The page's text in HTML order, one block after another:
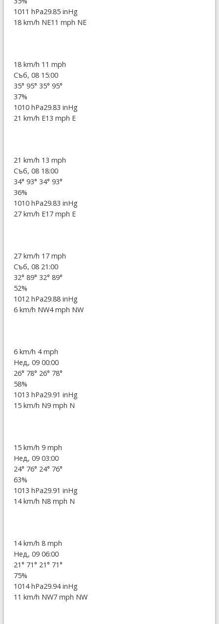
1011 hPa29.85 inHg
18 km/h NE11 mph NE
18 km/h 11 mph
Съб, 08 15:00
35° 95° 35° 95°
37%
1010 hPa29.83 inHg
21 km/h E13 mph E
21 km/h 13 mph
Съб, 08 18:00
34° 93° 34° 93°
36%
1010 hPa29.83 inHg
27 km/h E17 mph E
27 km/h 17 mph
Съб, 08 21:00
32° 89° 32° 89°
52%
1012 hPa29.88 inHg
6 km/h NW4 mph NW
6 km/h 4 mph
Нед, 09 00:00
26° 78° 26° 78°
58%
1013 hPa29.91 inHg
15 km/h N9 mph N
15 km/h 9 mph
Нед, 09 03:00
24° 76° 24° 76°
63%
1013 hPa29.91 inHg
14 km/h N8 mph N
14 km/h 8 mph
Нед, 09 06:00
21° 71° 21° 71°
75%
1014 hPa29.94 inHg
11 km/h NW7 mph NW